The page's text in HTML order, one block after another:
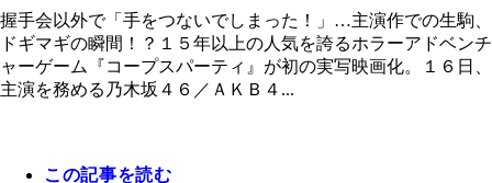
握手会以外で「手をつないでしまった！」…主演作での生駒、
ドギマギの瞬間！？１５年以上の人気を誇るホラーアドベンチ
ャーゲーム『コープスパーティ』が初の実写映画化。１６日、
主演を務める乃木坂４６／ＡＫＢ４...
この記事を読む